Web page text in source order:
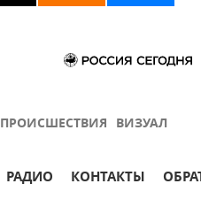
ПРОИСШЕСТВИЯ ВИЗУАЛ
РАДИО КОНТАКТЫ